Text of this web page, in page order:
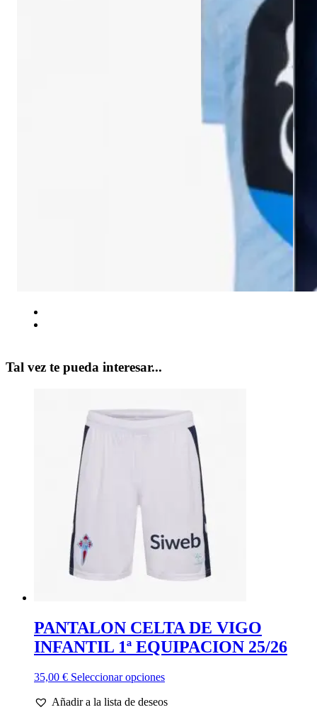
Tal vez te pueda interesar...
PANTALON CELTA DE VIGO
INFANTIL 1ª EQUIPACION 25/26
35,00 € Seleccionar opcionesEste
tiene
Añadir a la lista de deseos